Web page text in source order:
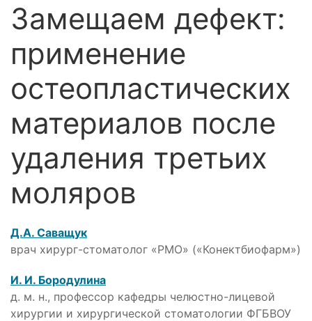
Замещаем дефект:
применение
остеопластических
материалов после
удаления третьих
моляров
Д.А. Саващук
врач хирург-стоматолог «РМО» («Конектбиофарм»)
И. И. Бородулина
д. м. н., профессор кафедры челюстно-лицевой
хирургии и хирургической стоматологии ФГБВОУ